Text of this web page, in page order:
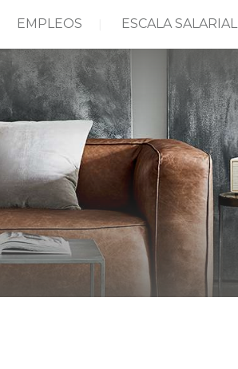
EMPLEOS ESCALA SALARIAL